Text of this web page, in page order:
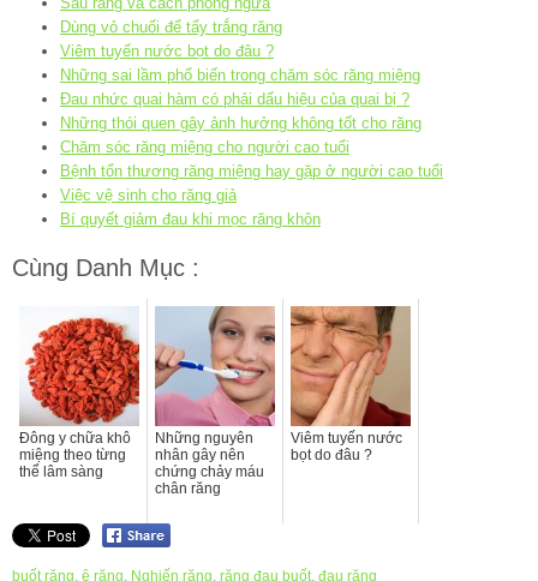
Dùng vỏ chuối để tẩy trắng răng
Viêm tuyến nước bọt do đâu ?
Những sai lầm phổ biến trong chăm sóc răng miệng
Đau nhức quai hàm có phải dấu hiệu của quai bị ?
Những thói quen gây ảnh hưởng không tốt cho răng
Chăm sóc răng miệng cho người cao tuổi
Bệnh tổn thương răng miệng hay gặp ở người cao tuổi
Việc vệ sinh cho răng giả
Bí quyết giảm đau khi mọc răng khôn
Cùng Danh Mục :
Đông y chữa khô
miệng theo từng
thể lâm sàng
Những nguyên
nhân gây nên
chứng chảy máu
chân răng
Viêm tuyến nước
bọt do đâu ?
buốt răng, ê răng, Nghiến răng, răng đau buốt, đau răng